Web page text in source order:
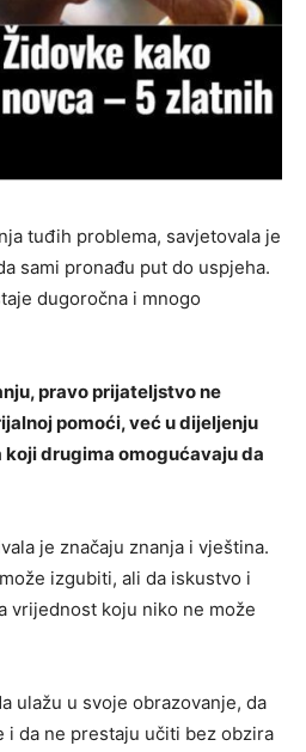
tuđih problema, savjetovala je
sami pronađu put do uspjeha.
dugoročna i mnogo
pravo prijateljstvo ne
pomoći, već u dijeljenju
drugima omogućavaju da
je značaju znanja i vještina.
izgubiti, ali da iskustvo i
vrijednost koju niko ne može
ulažu u svoje obrazovanje, da
i da ne prestaju učiti bez obzira